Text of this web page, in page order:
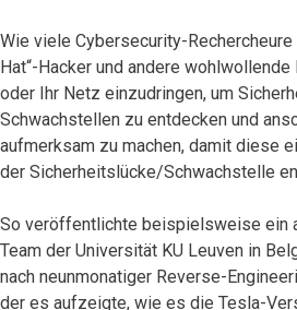
Wie viele Cybersecurity-Rechercheure
Hat“-Hacker und andere wohlwollende
oder Ihr Netz einzudringen, um
Schwachstellen zu entdecken und
aufmerksam zu machen, damit diese
der Sicherheitslücke/Schwachstelle
So veröffentlichte beispielsweise ein
Team der Universität KU Leuven in
nach neunmonatiger Reverse-
der es aufzeigte, wie es die Tesla-